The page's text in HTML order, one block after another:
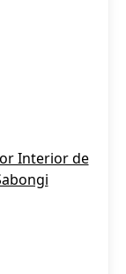
Interior de